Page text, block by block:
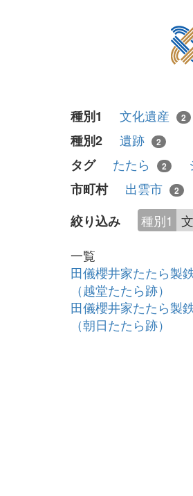
種別1 文化遺産 2
種別2 遺跡 2
タグ たたら 2
市町村 出雲市 2
絞り込み 種別1
一覧
田儀櫻井家たたら製
（越堂たたら跡）
田儀櫻井家たたら製
（朝日たたら跡）